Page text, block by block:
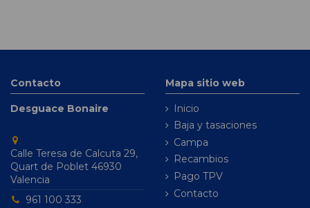
Contacto
Desguace Bonaire
Calle Teresa de Calcuta 29,
Quart de Poblet 46930
Valencia
961 100 333
Mapa sitio web
Inicio
Baja y tasaciones
Campa
Recambios
Pago TPV
Contacto